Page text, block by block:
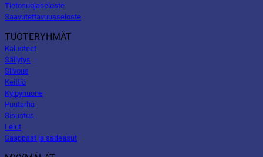
Tietosuojaseloste
Saavutettavuusseloste
TUOTERYHMÄT
Kalusteet
Säilytys
Siivous
Keittiö
Kylpyhuone
Puutarha
Sisustus
Lelut
Saappaat ja sadeasut